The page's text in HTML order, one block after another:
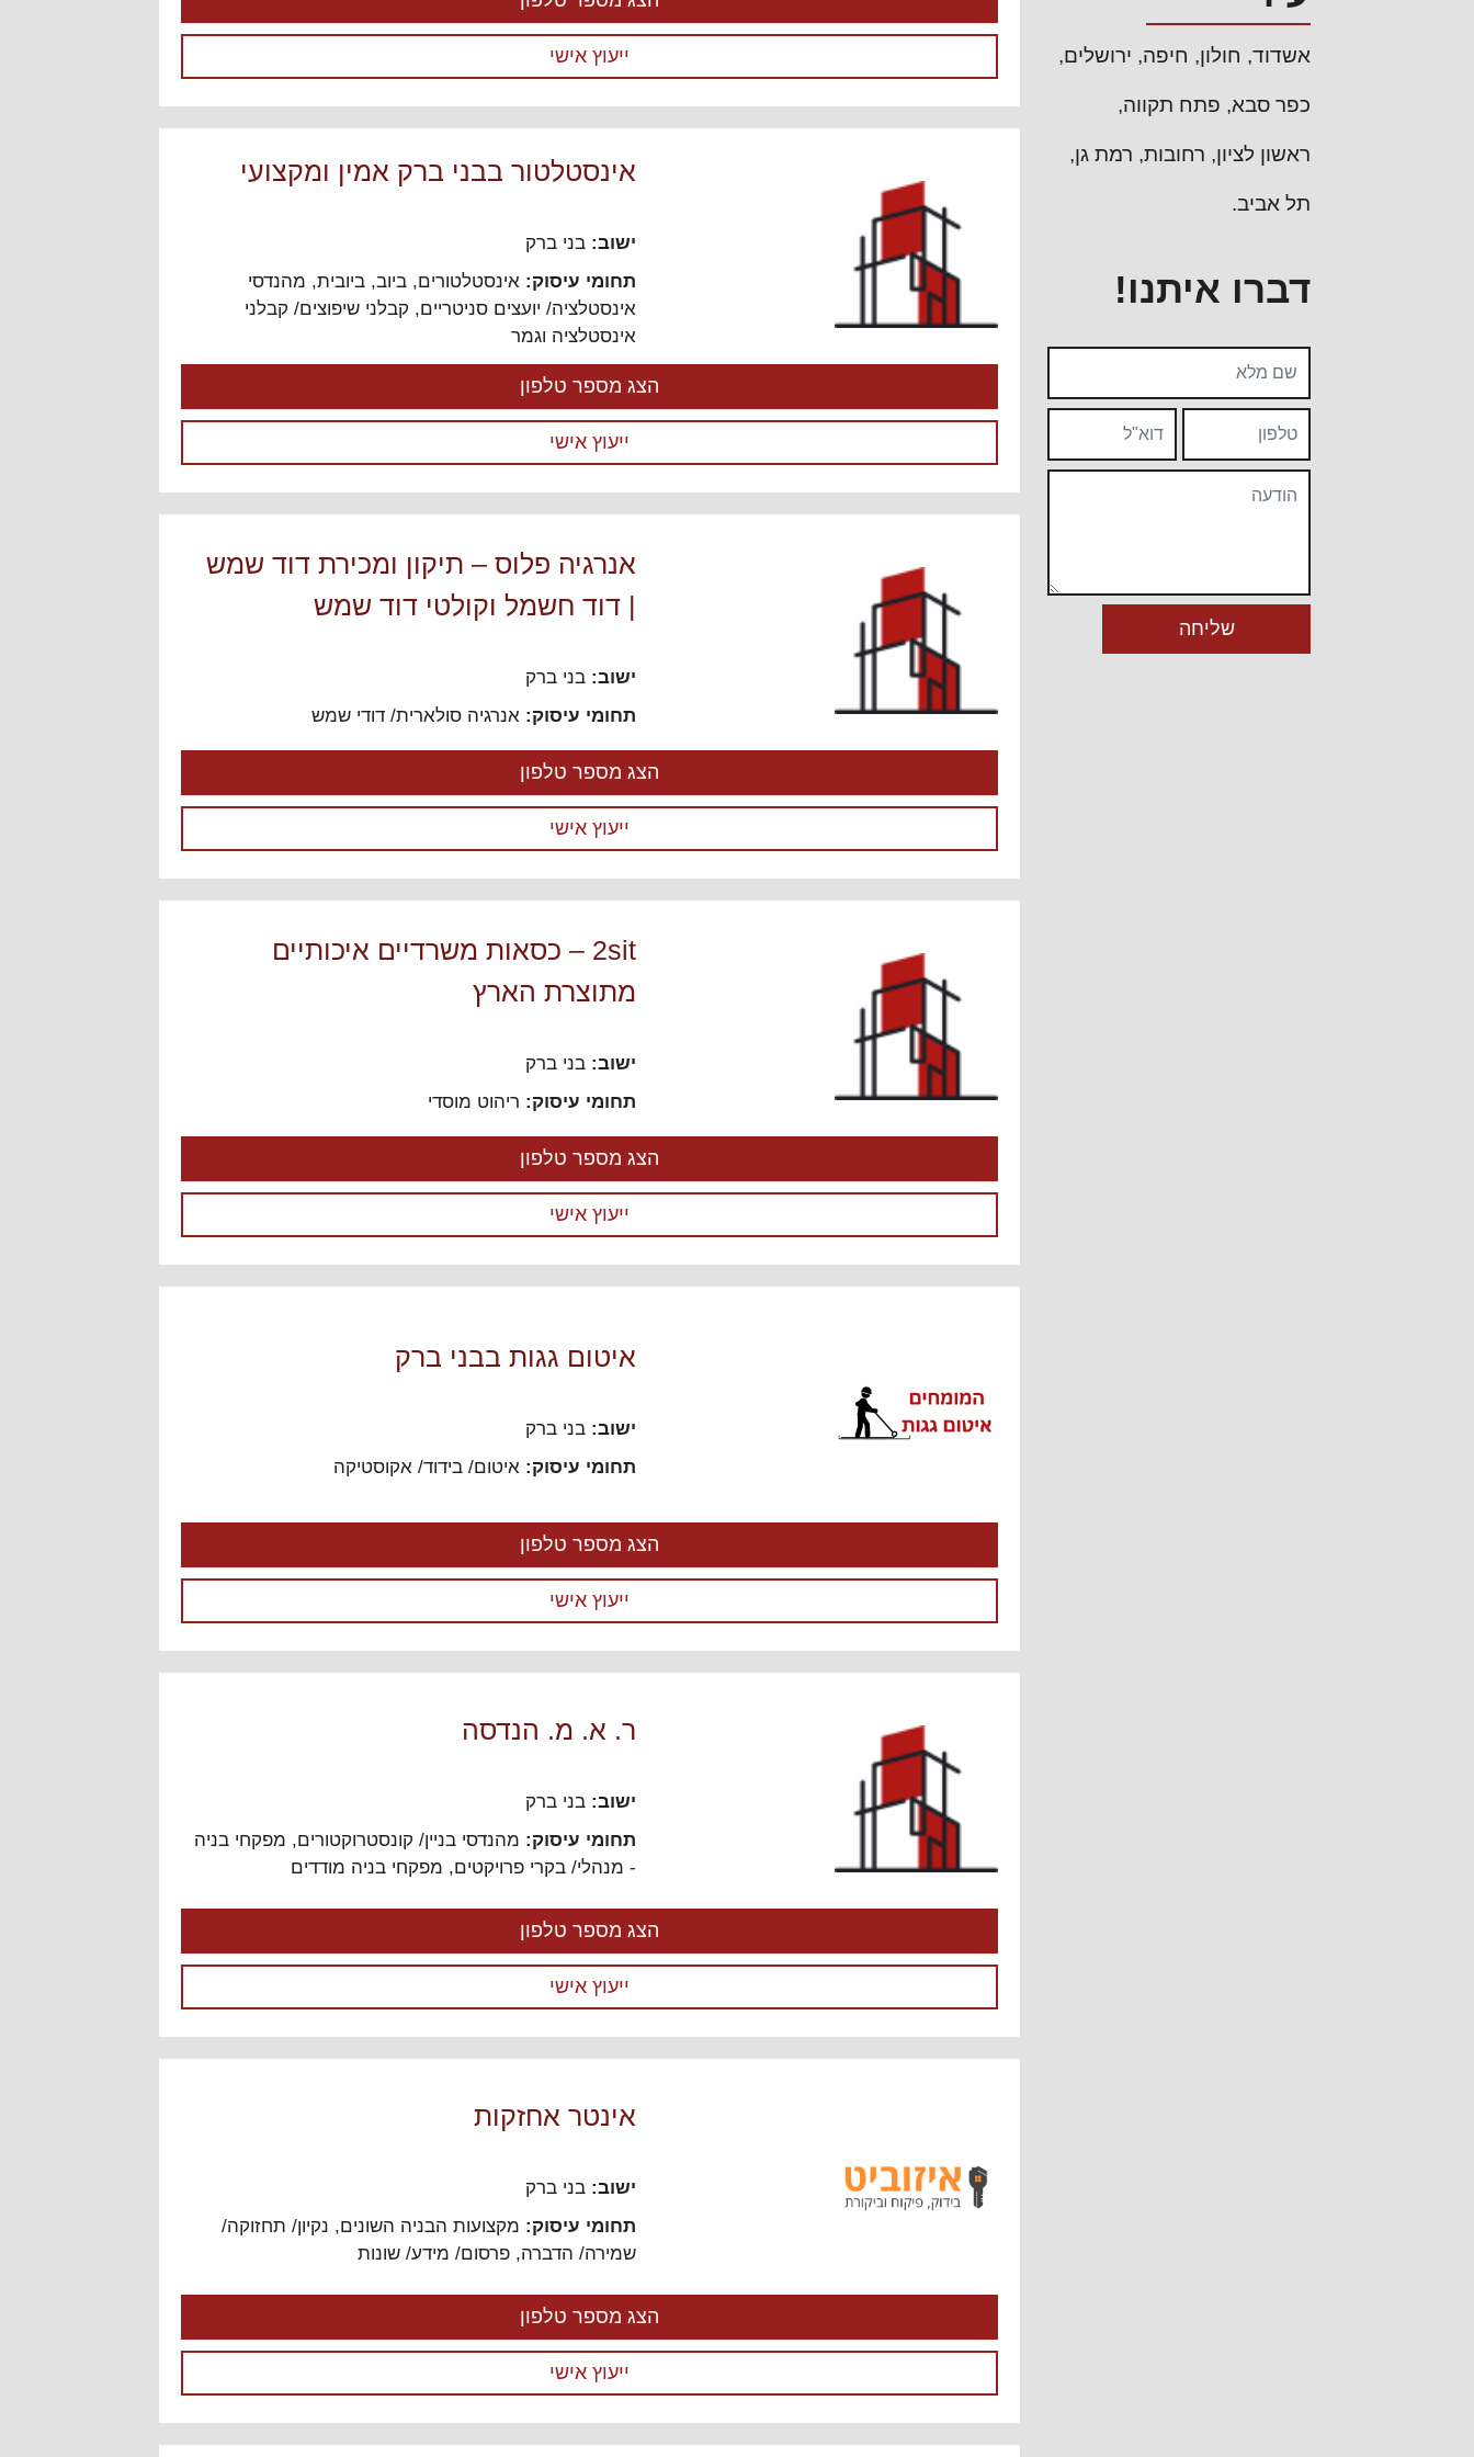
אשדוד חולון חיפה ירושלים
כפר סבא פתח תקווה
ראשון לציון רחובות רמת גן
תל אביב
דברו איתנו!
ייעוץ אישי
אינסטלטור בבני ברק אמין ומקצועי
ישוב:בני ברק
תחומי עיסוק:אינסטלטורים, ביוב, ביובית, מהנדסי
אינסטלציה/ יועצים סניטריים, קבלני שיפוצים/ קבלני
אינסטלציה וגמר
הצג מספר טלפון
ייעוץ אישי
אנרגיה פלוס – תיקון ומכירת דוד שמש
| דוד חשמל וקולטי דוד שמש
ישוב:בני ברק
תחומי עיסוק:אנרגיה סולארית/ דודי שמש
הצג מספר טלפון
ייעוץ אישי
2sit – כסאות משרדיים איכותיים
מתוצרת הארץ
ישוב:בני ברק
תחומי עיסוק: ריהוט מוסדי
הצג מספר טלפון
ייעוץ אישי
איטום גגות בבני ברק
ישוב:בני ברק
תחומי עיסוק:איטום/ בידוד/ אקוסטיקה
הצג מספר טלפון
ייעוץ אישי
ר. א. מ. הנדסה
ישוב:בני ברק
תחומי עיסוק: מהנדסי בניין/ קונסטרוקטורים, מפקחי בניה
- מנהלי/ בקרי פרויקטים, מפקחי בניה מודדים
הצג מספר טלפון
ייעוץ אישי
אינטר אחזקות
ישוב:בני ברק
תחומי עיסוק: מקצועות הבניה השונים, נקיון/ תחזוקה/
שמירה/ הדברה,פרסום/ מידע/ שונות
הצג מספר טלפון
ייעוץ אישי